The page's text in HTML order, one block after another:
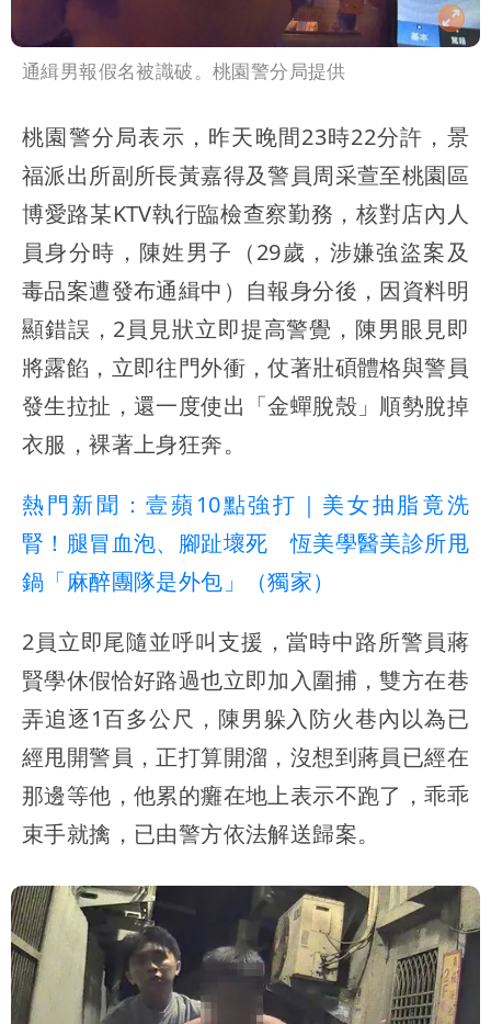
通緝男報假名被識破。桃園警分局提供
桃園警分局表示，昨天晚間23時22分許，景
福派出所副所長黃嘉得及警員周采萱至桃園區
博愛路某KTV執行臨檢查察勤務，核對店內人
員身分時，陳姓男子（29歲，涉嫌強盜案及
毒品案遭發布通緝中）自報身分後，因資料明
顯錯誤，2員見狀立即提高警覺，陳男眼見即
將露餡，立即往門外衝，仗著壯碩體格與警員
發生拉扯，還一度使出「金蟬脫殼」順勢脫掉
衣服，裸著上身狂奔。
熱門新聞：壹蘋10點強打｜美女抽脂竟洗
腎！腿冒血泡、腳趾壞死 恆美學醫美診所甩
鍋「麻醉團隊是外包」（獨家）
2員立即尾隨並呼叫支援，當時中路所警員蔣
賢學休假恰好路過也立即加入圍捕，雙方在巷
弄追逐1百多公尺，陳男躲入防火巷內以為已
經甩開警員，正打算開溜，沒想到蔣員已經在
那邊等他，他累的癱在地上表示不跑了，乖乖
束手就擒，已由警方依法解送歸案。